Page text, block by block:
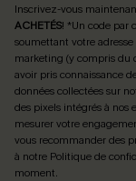
Inscrivez-vous
ACHETÉS! *Un code par
soumettant votre
marketing (y compris du
avoir pris connaissance
données collectées sur
des pixels intégrés à nos
mesurer votre
vous recommander des
à notre Politique de
moment.